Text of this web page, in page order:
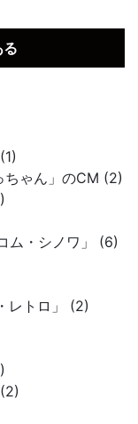
ちゃん」のCM (2)
ム・シノワ」 (6)
レトロ」 (2)